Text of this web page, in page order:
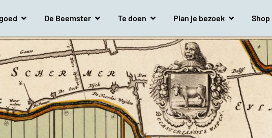
De Beemster Te doen Plan je bezoek Shop